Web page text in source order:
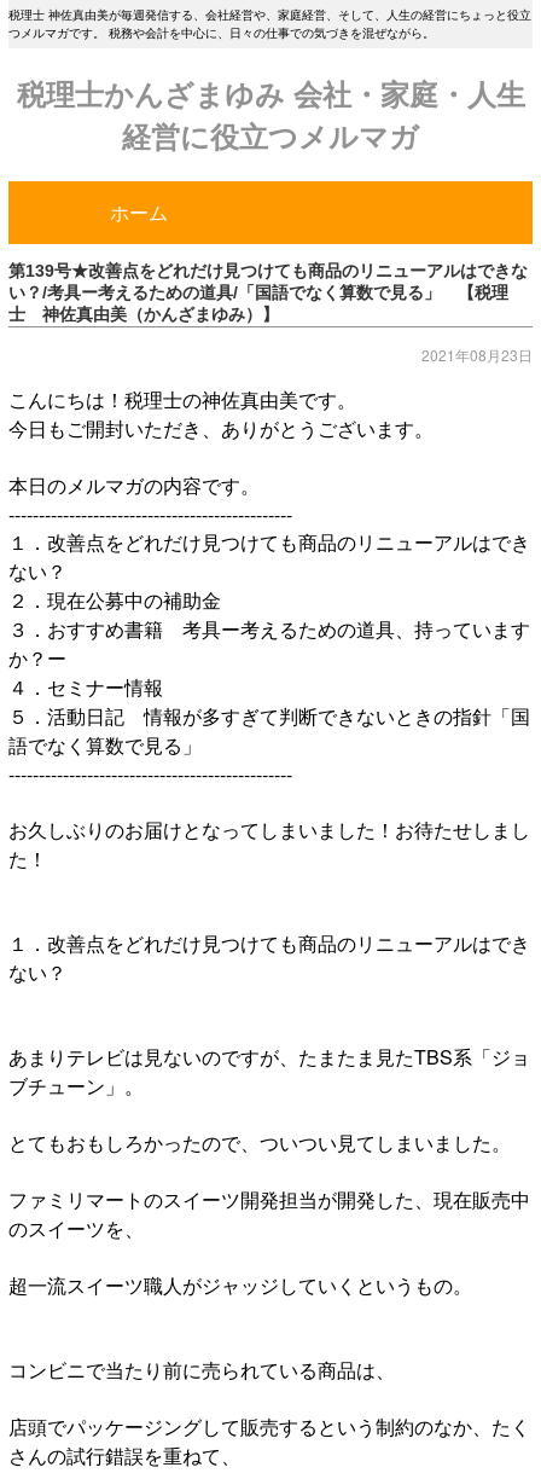
税理士 神佐真由美が毎週発信する、会社経営や、家庭経営、そして、人生の経営にちょっと役立
つメルマガです。 税務や会計を中心に、日々の仕事での気づきを混ぜながら。
税理士かんざまゆみ 会社・家庭・人生
経営に役立つメルマガ
ホーム
第139号★改善点をどれだけ見つけても商品のリニューアルはできな
い？/考具ー考えるための道具/「国語でなく算数で見る」 【税理
士 神佐真由美（かんざまゆみ）】
2021年08月23日
こんにちは！税理士の神佐真由美です。
今日もご開封いただき、ありがとうございます。
本日のメルマガの内容です。
-----------------------------------------------
１．改善点をどれだけ見つけても商品のリニューアルはでき
ない？
２．現在公募中の補助金
３．おすすめ書籍 考具ー考えるための道具、持っています
か？ー
４．セミナー情報
５．活動日記 情報が多すぎて判断できないときの指針「国
語でなく算数で見る」
-----------------------------------------------
お久しぶりのお届けとなってしまいました！お待たせしまし
た！
１．改善点をどれだけ見つけても商品のリニューアルはでき
ない？
あまりテレビは見ないのですが、たまたま見たTBS系「ジョ
ブチューン」。
とてもおもしろかったので、ついつい見てしまいました。
ファミリマートのスイーツ開発担当が開発した、現在販売中
のスイーツを、
超一流スイーツ職人がジャッジしていくというもの。
コンビニで当たり前に売られている商品は、
店頭でパッケージングして販売するという制約のなか、たく
さんの試行錯誤を重ねて、